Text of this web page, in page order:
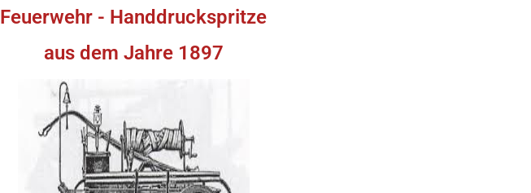
Feuerwehr - Handdruckspritze
aus dem Jahre 1897